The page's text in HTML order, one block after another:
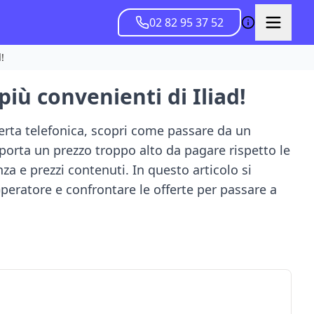
02 82 95 37 52
convenienti di Iliad!
telefonica, scopri come passare da un
un prezzo troppo alto da pagare rispetto le
e prezzi contenuti. In questo articolo si
e confrontare le offerte per passare a